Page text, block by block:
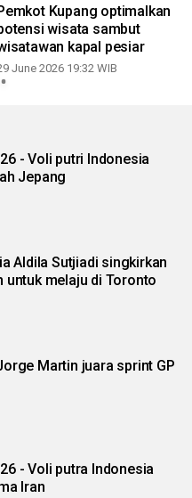
Kupang optimalkan
wisata sambut
kapal pesiar
June 2026 19:32 WIB
- Voli putri Indonesia
Jepang
Aldila Sutjiadi singkirkan
untuk melaju di Toronto
Martin juara sprint GP
- Voli putra Indonesia
Iran